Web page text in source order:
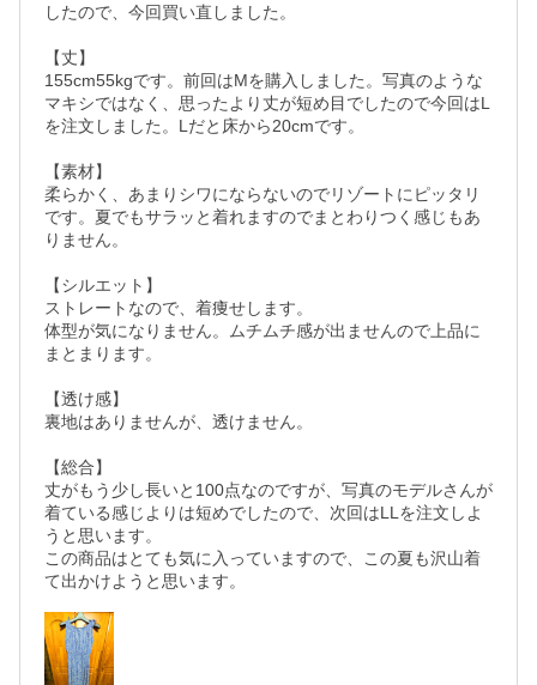
したので、今回買い直しました。
【丈】
155cm55kgです。前回はMを購入しました。写真のような
マキシではなく、思ったより丈が短め目でしたので今回はL
を注文しました。Lだと床から20cmです。
【素材】
柔らかく、あまりシワにならないのでリゾートにピッタリ
です。夏でもサラッと着れますのでまとわりつく感じもあ
りません。
【シルエット】
ストレートなので、着痩せします。
体型が気になりません。ムチムチ感が出ませんので上品に
まとまります。
【透け感】
裏地はありませんが、透けません。
【総合】
丈がもう少し長いと100点なのですが、写真のモデルさんが
着ている感じよりは短めでしたので、次回はLLを注文しよ
うと思います。
この商品はとても気に入っていますので、この夏も沢山着